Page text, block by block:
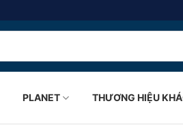
PLANET THƯƠNG HIỆU